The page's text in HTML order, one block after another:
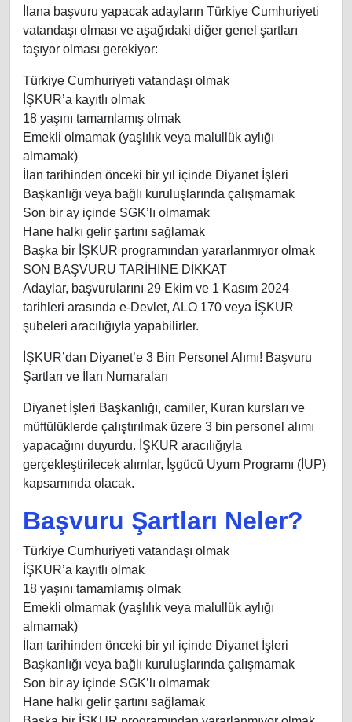
İlana başvuru yapacak adayların Türkiye Cumhuriyeti
vatandaşı olması ve aşağıdaki diğer genel şartları
taşıyor olması gerekiyor:
Türkiye Cumhuriyeti vatandaşı olmak
İŞKUR’a kayıtlı olmak
18 yaşını tamamlamış olmak
Emekli olmamak (yaşlılık veya malullük aylığı
almamak)
İlan tarihinden önceki bir yıl içinde Diyanet İşleri
Başkanlığı veya bağlı kuruluşlarında çalışmamak
Son bir ay içinde SGK’lı olmamak
Hane halkı gelir şartını sağlamak
Başka bir İŞKUR programından yararlanmıyor olmak
SON BAŞVURU TARİHİNE DİKKAT
Adaylar, başvurularını 29 Ekim ve 1 Kasım 2024
tarihleri arasında e-Devlet, ALO 170 veya İŞKUR
şubeleri aracılığıyla yapabilirler.
İŞKUR’dan Diyanet’e 3 Bin Personel Alımı! Başvuru
Şartları ve İlan Numaraları
Diyanet İşleri Başkanlığı, camiler, Kuran kursları ve
müftülüklerde çalıştırılmak üzere 3 bin personel alımı
yapacağını duyurdu. İŞKUR aracılığıyla
gerçekleştirilecek alımlar, İşgücü Uyum Programı (İUP)
kapsamında olacak.
Başvuru Şartları Neler?
Türkiye Cumhuriyeti vatandaşı olmak
İŞKUR’a kayıtlı olmak
18 yaşını tamamlamış olmak
Emekli olmamak (yaşlılık veya malullük aylığı
almamak)
İlan tarihinden önceki bir yıl içinde Diyanet İşleri
Başkanlığı veya bağlı kuruluşlarında çalışmamak
Son bir ay içinde SGK’lı olmamak
Hane halkı gelir şartını sağlamak